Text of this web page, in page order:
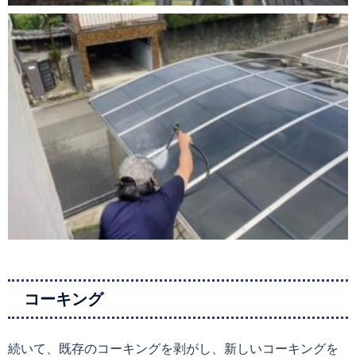
コーキング
続いて、既存のコーキングを剥がし、新しいコーキングを